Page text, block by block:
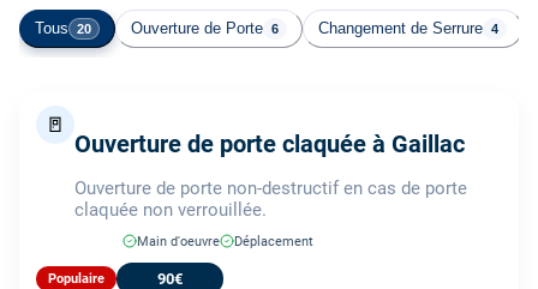
Tous 20 Ouverture de Porte 6 Changement de Serrure 4
🚪
Ouverture de porte claquée à Gaillac
Ouverture de porte non-destructif en cas de porte
claquée non verrouillée.
Main d'oeuvre Déplacement
Populaire 90€